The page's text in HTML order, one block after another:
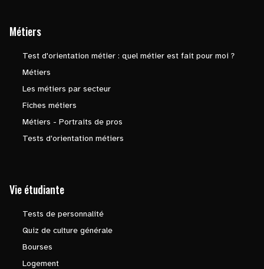
Métiers
Test d'orientation métier : quel métier est fait pour moi ?
Métiers
Les métiers par secteur
Fiches métiers
Métiers - Portraits de pros
Tests d'orientation métiers
Vie étudiante
Tests de personnalité
Quiz de culture générale
Bourses
Logement